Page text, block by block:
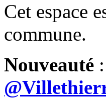
Cet espace
commune.
Nouveauté